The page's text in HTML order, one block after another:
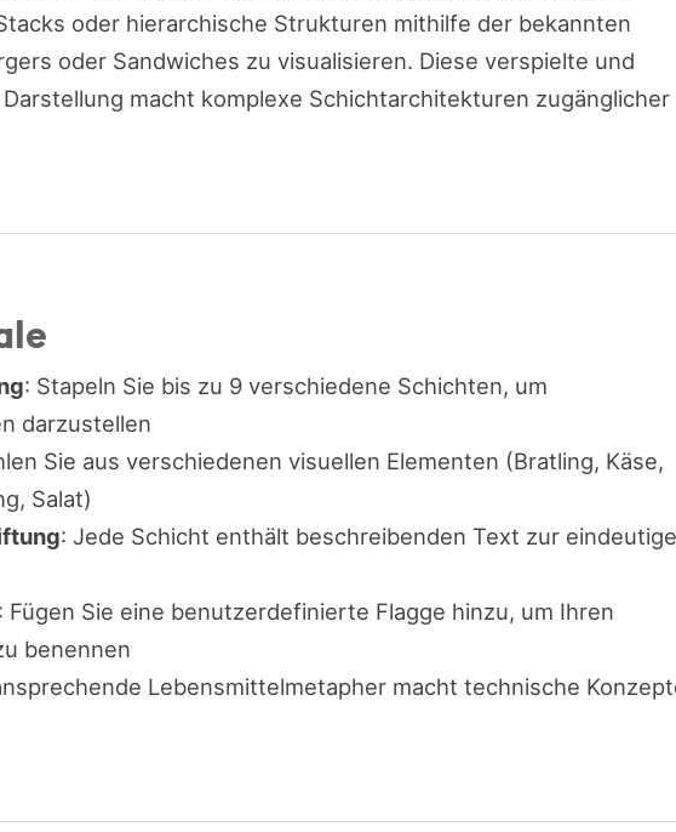
oder hierarchische Strukturen mithilfe der bekannten
oder Sandwiches zu visualisieren. Diese verspielte und
macht komplexe Schichtarchitekturen zugänglicher
: Stapeln Sie bis zu 9 verschiedene Schichten, um
darzustellen
Sie aus verschiedenen visuellen Elementen (Bratling, Käse,
Salat)
: Jede Schicht enthält beschreibenden Text zur
: Fügen Sie eine benutzerdefinierte Flagge hinzu, um Ihren
benennen
Lebensmittelmetapher macht technische